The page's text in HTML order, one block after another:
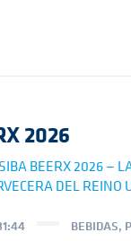
2026
BEERX 2026 —
DEL REINO
BEBIDAS,